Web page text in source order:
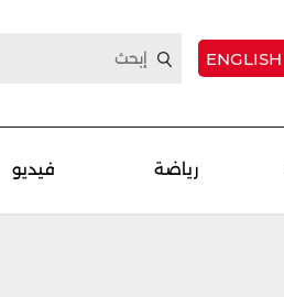
ENGLISH
رياضة فيديو